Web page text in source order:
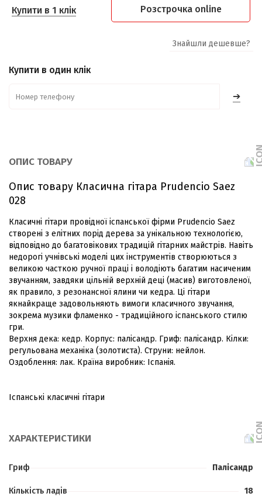
Купити в 1 клік Розстрочка online
Знайшли дешевше?
Купити в один клік
➔
ОПИС ТОВАРУ
Опис товару Класична гітара Prudencio Saez
028
Класичні гітари провідної іспанської фірми Prudencio Saez
створені з елітних порід дерева за унікальною технологією,
відповідно до багатовікових традицій гітарних майстрів. Навіть
недорогі учнівські моделі цих інструментів створюються з
великою часткою ручної праці і володіють багатим насиченим
звучанням, завдяки цільній верхній деці (масив) виготовленої,
як правило, з резонансної ялини чи кедра. Ці гітари
якнайкраще задовольняють вимоги класичного звучання,
зокрема музики фламенко - традиційного іспанського стилю
гри.
Верхня дека: кедр. Корпус: палісандр. Гриф: палісандр. Кілки:
регульована механіка (золотиста). Струни: нейлон.
Оздоблення: лак. Країна виробник: Іспанія.
Іспанські класичні гітари
ХАРАКТЕРИСТИКИ
Гриф Палісандр
Кількість ладів 18